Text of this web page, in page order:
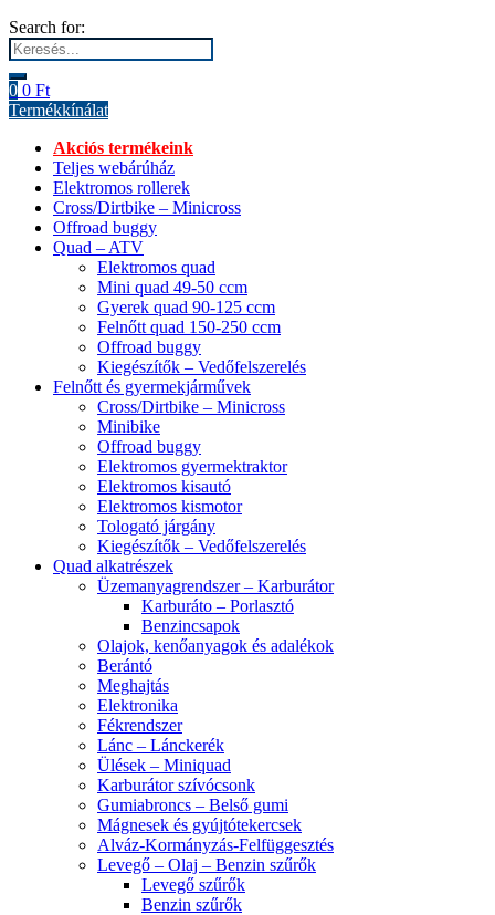
Search for:
0 0 Ft
Termékkínálat
Akciós termékeink
Teljes webárúház
Elektromos rollerek
Cross/Dirtbike – Minicross
Offroad buggy
Quad – ATV
Elektromos quad
Mini quad 49-50 ccm
Gyerek quad 90-125 ccm
Felnőtt quad 150-250 ccm
Offroad buggy
Kiegészítők – Vedőfelszerelés
Felnőtt és gyermekjárművek
Cross/Dirtbike – Minicross
Minibike
Offroad buggy
Elektromos gyermektraktor
Elektromos kisautó
Elektromos kismotor
Tologató járgány
Kiegészítők – Vedőfelszerelés
Quad alkatrészek
Üzemanyagrendszer – Karburátor
Karburáto – Porlasztó
Benzincsapok
Olajok, kenőanyagok és adalékok
Berántó
Meghajtás
Elektronika
Fékrendszer
Lánc – Lánckerék
Ülések – Miniquad
Karburátor szívócsonk
Gumiabroncs – Belső gumi
Mágnesek és gyújtótekercsek
Alváz-Kormányzás-Felfüggesztés
Levegő – Olaj – Benzin szűrők
Levegő szűrők
Benzin szűrők